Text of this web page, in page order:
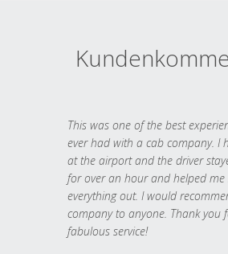
This was one of the best
ever had with a cab company. I
at the airport and the driver
for over an hour and helped me
everything out. I would
company to anyone. Thank you
fabulous service!